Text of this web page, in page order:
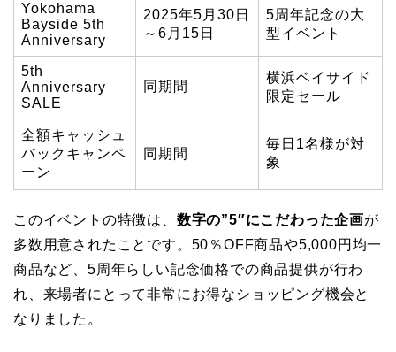
Yokohama
Bayside 5th
Anniversary
2025年5月30日
～6月15日
5周年記念の大
型イベント
5th
Anniversary
SALE
同期間
横浜ベイサイド
限定セール
全額キャッシュ
バックキャンペ
ーン
同期間
毎日1名様が対
象
このイベントの特徴は、 数字の”5″にこだわった企画が
多数用意されたことです。50％OFF商品や5,000円均一
商品など、5周年らしい記念価格での商品提供が行わ
れ、来場者にとって非常にお得なショッピング機会と
なりました。